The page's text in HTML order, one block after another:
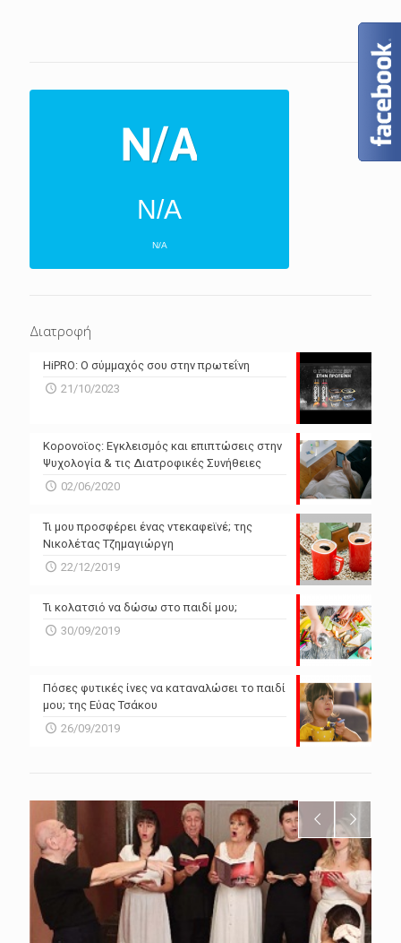
N/A
N/A
N/A
Powered by Forecast.io
Διατροφή
HiPRO: Ο σύμμαχός σου στην πρωτεΐνη
21/10/2023
Κορονοϊος: Εγκλεισμός και επιπτώσεις στην
Ψυχολογία & τις Διατροφικές Συνήθειες
02/06/2020
Τι μου προσφέρει ένας ντεκαφεϊνέ; της
Νικολέτας Τζημαγιώργη
22/12/2019
Τι κολατσιό να δώσω στο παιδί μου;
30/09/2019
Πόσες φυτικές ίνες να καταναλώσει το παιδί
μου; της Εύας Τσάκου
26/09/2019